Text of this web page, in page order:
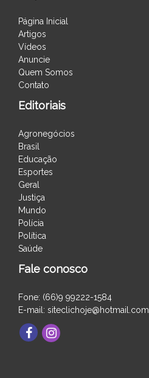
Página Inicial
Artigos
Vídeos
Anuncie
Quem Somos
Contato
Editoriais
Agronegócios
Brasil
Educação
Esportes
Geral
Justiça
Mundo
Polícia
Política
Saúde
Fale conosco
Fone: (66)9 99222-1584
E-mail: siteclichoje@hotmail.com